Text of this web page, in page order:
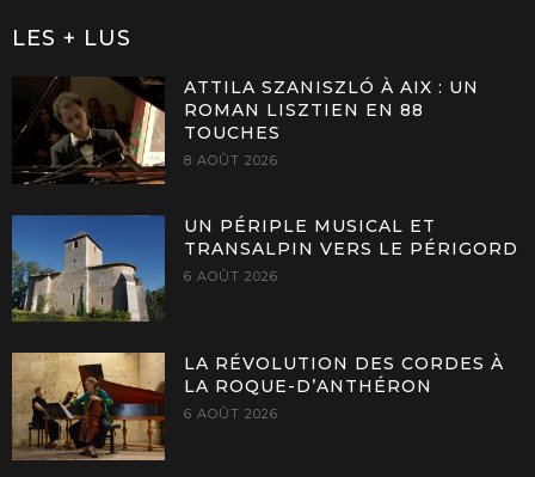
LES + LUS
ATTILA SZANISZLÓ À AIX : UN
ROMAN LISZTIEN EN 88
TOUCHES
8 AOÛT 2026
UN PÉRIPLE MUSICAL ET
TRANSALPIN VERS LE PÉRIGORD
6 AOÛT 2026
LA RÉVOLUTION DES CORDES À
LA ROQUE-D’ANTHÉRON
6 AOÛT 2026